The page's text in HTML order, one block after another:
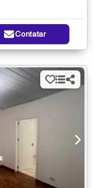
Contatar